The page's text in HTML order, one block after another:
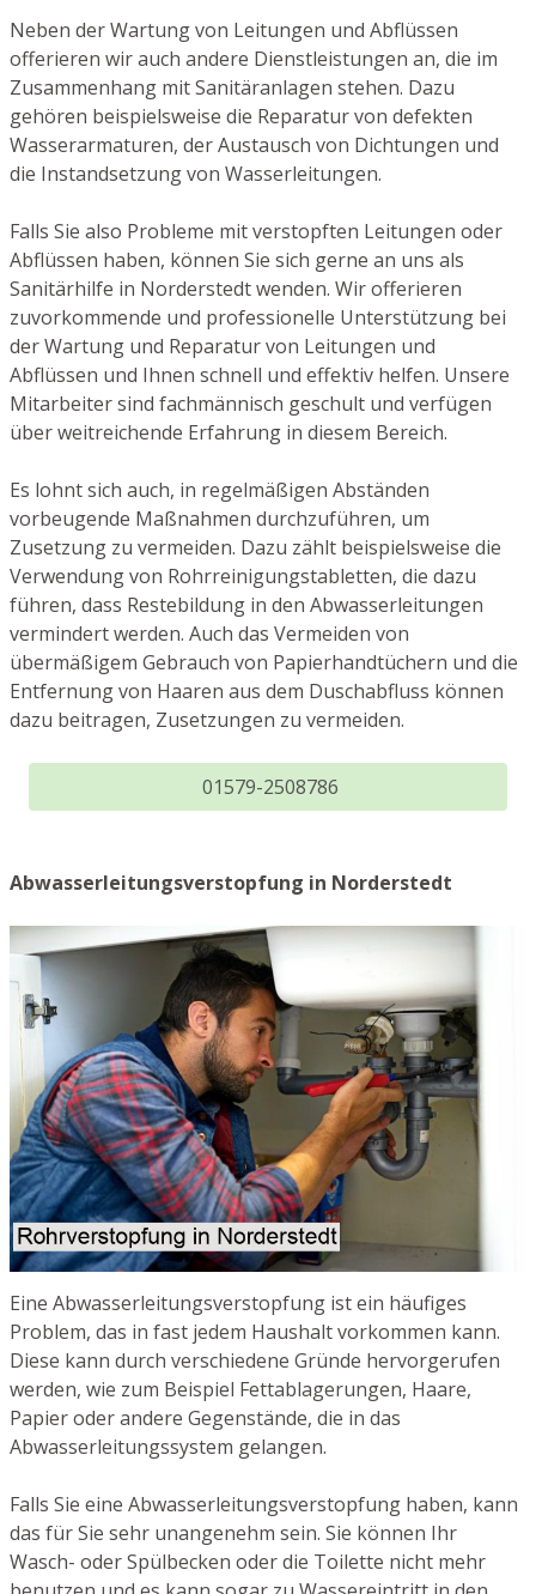
Neben der Wartung von Leitungen und Abflüssen
offerieren wir auch andere Dienstleistungen an, die im
Zusammenhang mit Sanitäranlagen stehen. Dazu
gehören beispielsweise die Reparatur von defekten
Wasserarmaturen, der Austausch von Dichtungen und
die Instandsetzung von Wasserleitungen.
Falls Sie also Probleme mit verstopften Leitungen oder
Abflüssen haben, können Sie sich gerne an uns als
Sanitärhilfe in Norderstedt wenden. Wir offerieren
zuvorkommende und professionelle Unterstützung bei
der Wartung und Reparatur von Leitungen und
Abflüssen und Ihnen schnell und effektiv helfen. Unsere
Mitarbeiter sind fachmännisch geschult und verfügen
über weitreichende Erfahrung in diesem Bereich.
Es lohnt sich auch, in regelmäßigen Abständen
vorbeugende Maßnahmen durchzuführen, um
Zusetzung zu vermeiden. Dazu zählt beispielsweise die
Verwendung von Rohrreinigungstabletten, die dazu
führen, dass Restebildung in den Abwasserleitungen
vermindert werden. Auch das Vermeiden von
übermäßigem Gebrauch von Papierhandtüchern und die
Entfernung von Haaren aus dem Duschabfluss können
dazu beitragen, Zusetzungen zu vermeiden.
01579-2508786
Abwasserleitungsverstopfung in Norderstedt
Eine Abwasserleitungsverstopfung ist ein häufiges
Problem, das in fast jedem Haushalt vorkommen kann.
Diese kann durch verschiedene Gründe hervorgerufen
werden, wie zum Beispiel Fettablagerungen, Haare,
Papier oder andere Gegenstände, die in das
Abwasserleitungssystem gelangen.
Falls Sie eine Abwasserleitungsverstopfung haben, kann
das für Sie sehr unangenehm sein. Sie können Ihr
Wasch- oder Spülbecken oder die Toilette nicht mehr